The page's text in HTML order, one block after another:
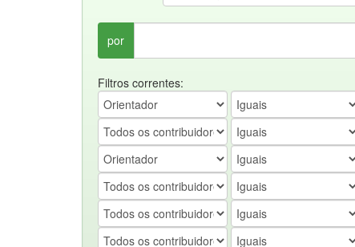
por
Filtros correntes: